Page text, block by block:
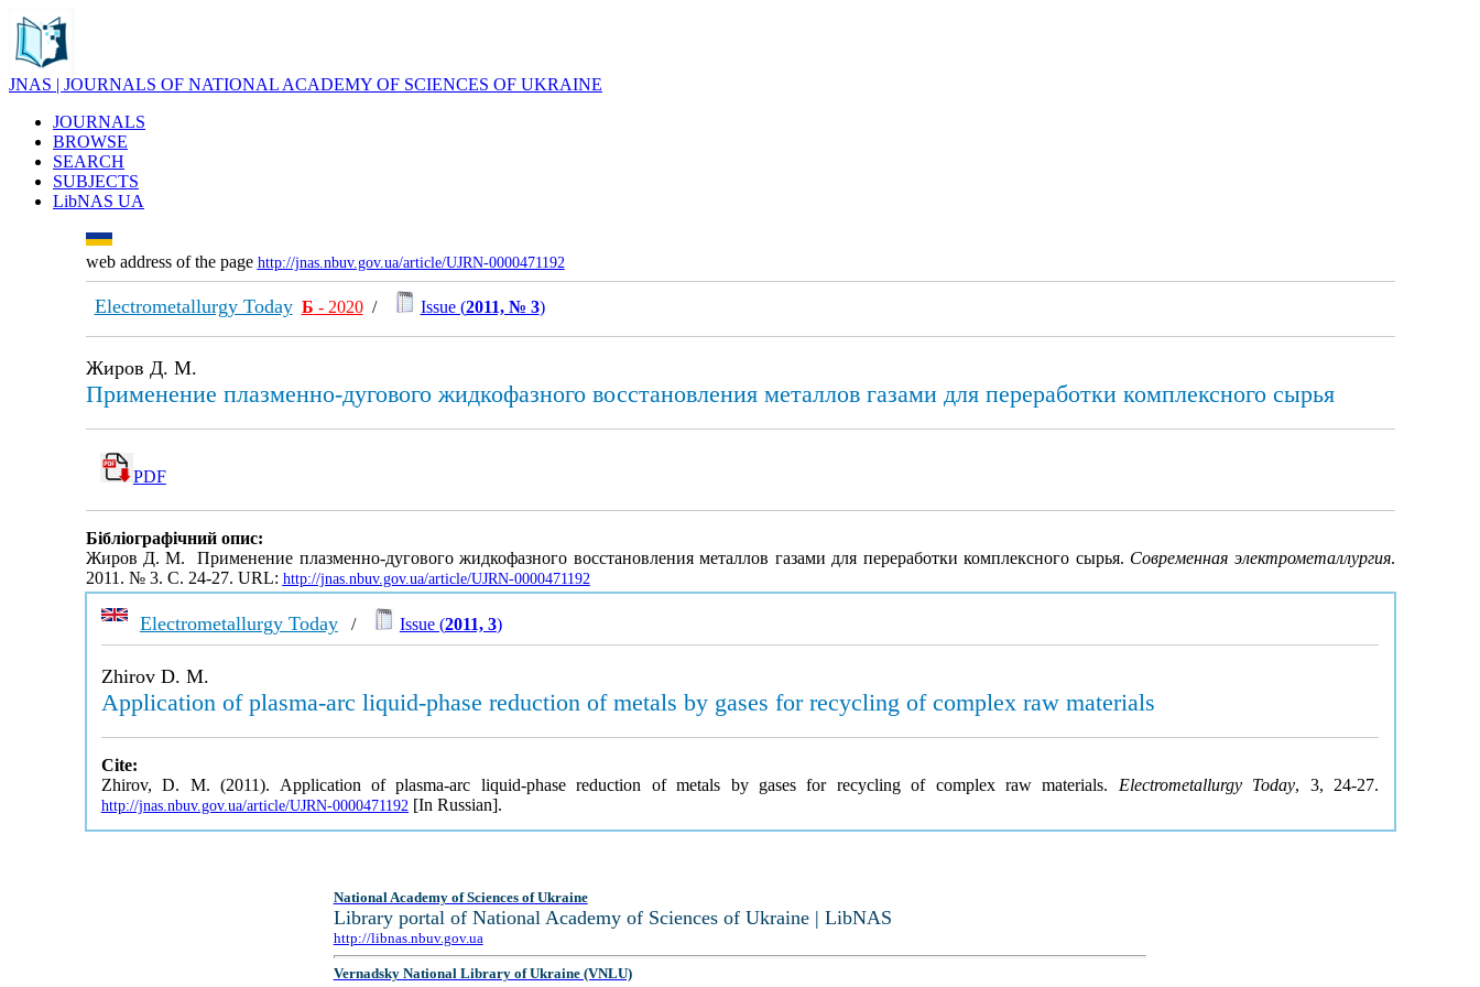
JNAS | JOURNALS OF NATIONAL ACADEMY OF SCIENCES OF UKRAINE
JOURNALS
BROWSE
SEARCH
SUBJECTS
LibNAS UA
web address of the page http://jnas.nbuv.gov.ua/article/UJRN-0000471192
Electrometallurgy Today Б - 2020/ Issue (2011, № 3)
Жиров Д. М.
Применение плазменно-дугового жидкофазного восстановления металлов газами для переработки комплексного сырья
PDF
Бібліографічний опис:
Жиров Д. М. Применение плазменно-дугового жидкофазного восстановления металлов газами для переработки комплексного сырья. Современная электрометаллургия.
2011. № 3. С. 24-27. URL: http://jnas.nbuv.gov.ua/article/UJRN-0000471192
Electrometallurgy Today/ Issue (2011, 3)
Zhirov D. M.
Application of plasma-arc liquid-phase reduction of metals by gases for recycling of complex raw materials
Cite:
Zhirov, D. M. (2011). Application of plasma-arc liquid-phase reduction of metals by gases for recycling of complex raw materials. Electrometallurgy Today, 3, 24-27.
http://jnas.nbuv.gov.ua/article/UJRN-0000471192 [In Russian].
National Academy of Sciences of Ukraine
Library portal of National Academy of Sciences of Ukraine | LibNAS
http://libnas.nbuv.gov.ua
Vernadsky National Library of Ukraine (VNLU)